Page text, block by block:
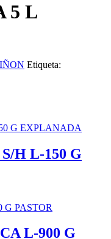
5 L
Etiqueta:
H L-150 G
L-900 G